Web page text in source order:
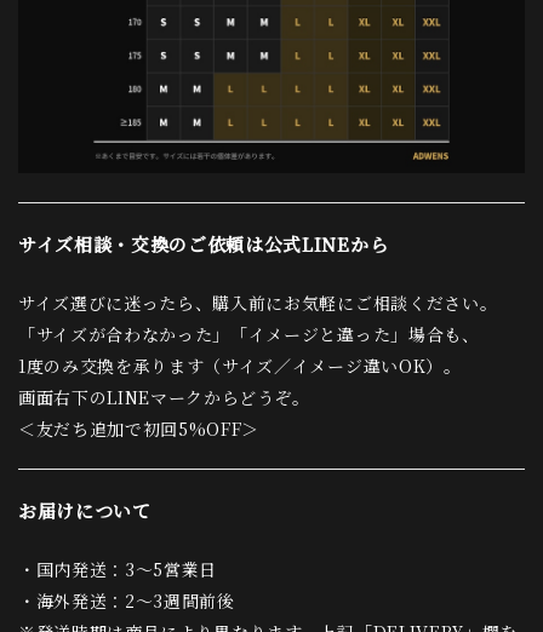
サイズ相談・交換のご依頼は公式LINEから
サイズ選びに迷ったら、購入前にお気軽にご相談ください。
「サイズが合わなかった」「イメージと違った」場合も、
1度のみ交換を承ります（サイズ／イメージ違いOK）。
画面右下のLINEマークからどうぞ。
＜友だち追加で初回5%OFF＞
お届けについて
・国内発送：3〜5営業日
・海外発送：2〜3週間前後